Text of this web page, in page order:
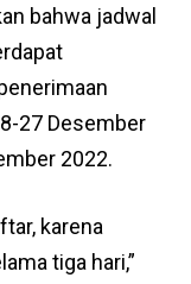
bahwa jadwal
27 Desember
2022.
karena
tiga hari,”